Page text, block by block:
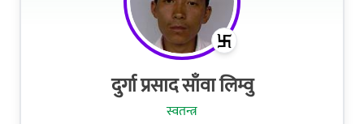
दुर्गा प्रसाद साँवा लिम्वु
स्वतन्त्र